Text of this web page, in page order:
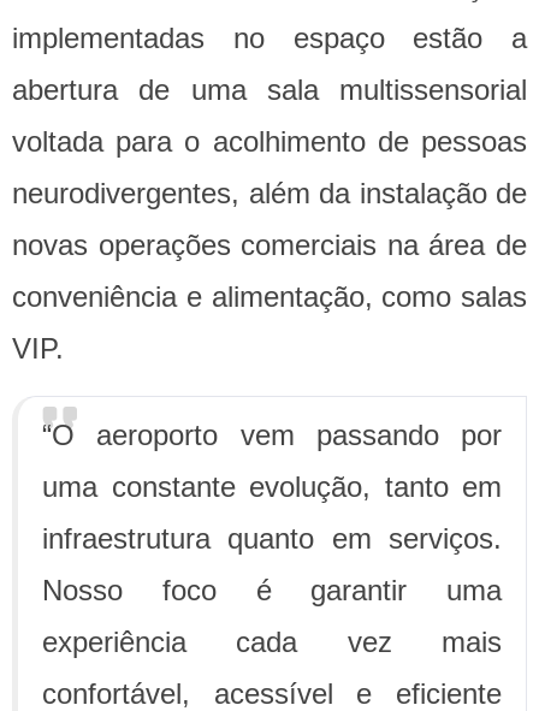
implementadas no espaço estão a
abertura de uma sala multissensorial
voltada para o acolhimento de pessoas
neurodivergentes, além da instalação de
novas operações comerciais na área de
conveniência e alimentação, como salas
VIP.
“O aeroporto vem passando por
uma constante evolução, tanto em
infraestrutura quanto em serviços.
Nosso foco é garantir uma
experiência cada vez mais
confortável, acessível e eficiente